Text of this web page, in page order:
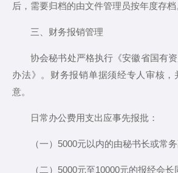
后，需要归档的由文件管理员按年度存档
三、财务报销管理
协会秘书处严格执行《安徽省国有
办法》。财务报销单据须经专人审核，
意。
日常办公费用支出应事先报批：
（一）5000元以内的由秘书长或常
（二）5000元至10000元的报经会长